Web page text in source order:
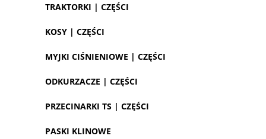
TRAKTORKI | CZĘŚCI
KOSY | CZĘŚCI
MYJKI CIŚNIENIOWE | CZĘŚCI
ODKURZACZE | CZĘŚCI
PRZECINARKI TS | CZĘŚCI
PASKI KLINOWE